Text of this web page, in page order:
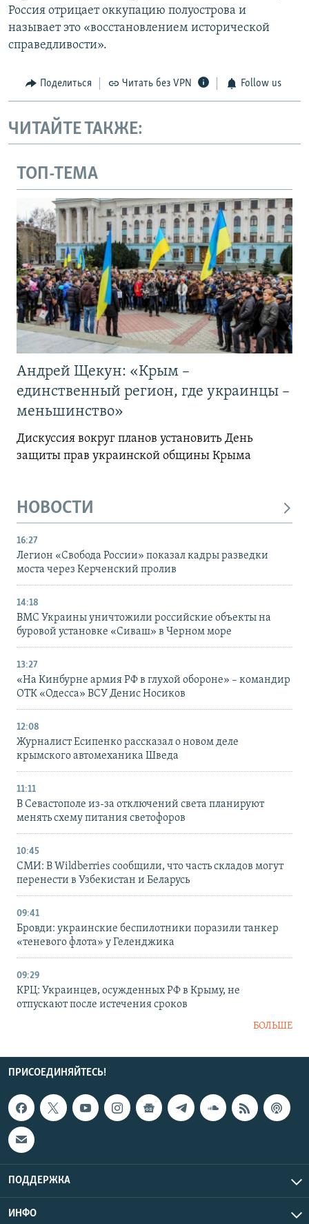
Россия отрицает оккупацию полуострова и
называет это «восстановлением исторической
справедливости».
Поделиться Читать без VPN Follow us
ЧИТАЙТЕ ТАКЖЕ:
ТОП-ТЕМА
Андрей Щекун: «Крым –
единственный регион, где украинцы –
меньшинство»
Дискуссия вокруг планов установить День
защиты прав украинской общины Крыма
НОВОСТИ
16:27
Легион «Свобода России» показал кадры разведки
моста через Керченский пролив
14:18
ВМС Украины уничтожили российские объекты на
буровой установке «Сиваш» в Черном море
13:27
«На Кинбурне армия РФ в глухой обороне» – командир
ОТК «Одесса» ВСУ Денис Носиков
12:08
Журналист Есипенко рассказал о новом деле
крымского автомеханика Шведа
11:11
В Севастополе из-за отключений света планируют
менять схему питания светофоров
10:45
СМИ: В Wildberries сообщили, что часть складов могут
перенести в Узбекистан и Беларусь
09:41
Бровди: украинские беспилотники поразили танкер
«теневого флота» у Геленджика
09:29
КРЦ: Украинцев, осужденных РФ в Крыму, не
отпускают после истечения сроков
БОЛЬШЕ
ПРИСОЕДИНЯЙТЕСЬ!
ПОДДЕРЖКА
ИНФО